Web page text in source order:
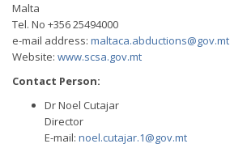
Malta
Tel. No +356 25494000
e-mail address: maltaca.abductions@gov.mt
Website: www.scsa.gov.mt
Contact Person:
Dr Noel Cutajar
Director
E-mail: noel.cutajar.1@gov.mt